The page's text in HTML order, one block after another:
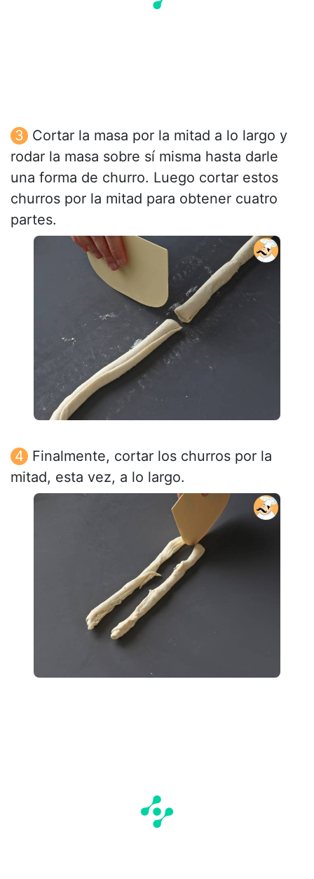
Cortar la masa por la mitad a lo largo y
rodar la masa sobre sí misma hasta darle
una forma de churro. Luego cortar estos
churros por la mitad para obtener cuatro
partes.
Finalmente, cortar los churros por la
mitad, esta vez, a lo largo.